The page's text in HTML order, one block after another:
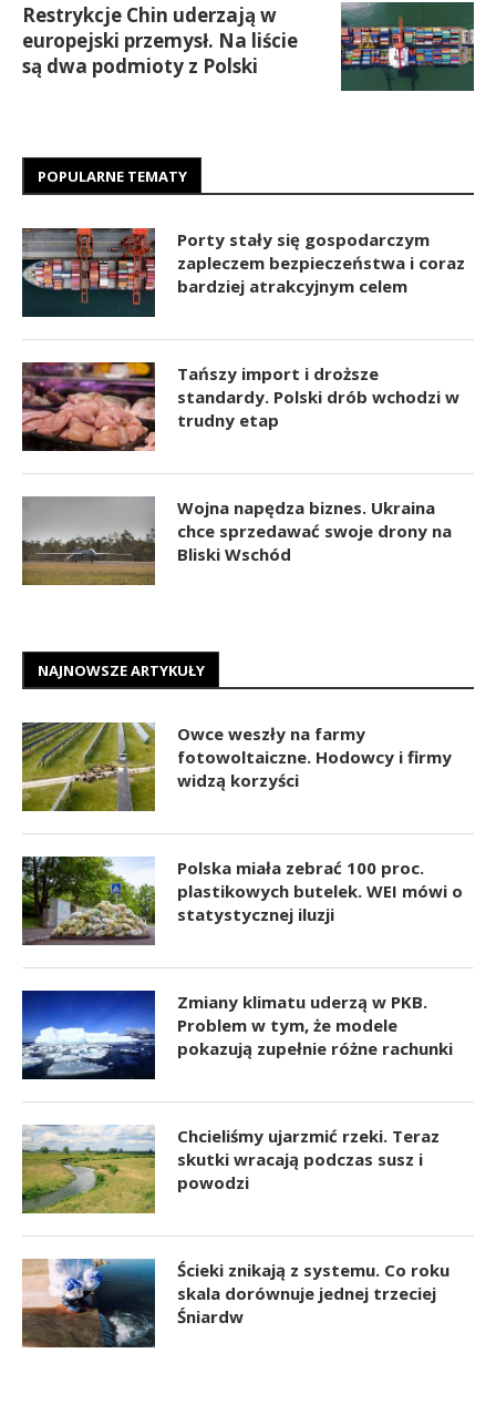
Restrykcje Chin uderzają w
europejski przemysł. Na liście
są dwa podmioty z Polski
POPULARNE TEMATY
Porty stały się gospodarczym
zapleczem bezpieczeństwa i coraz
bardziej atrakcyjnym celem
Tańszy import i droższe
standardy. Polski drób wchodzi w
trudny etap
Wojna napędza biznes. Ukraina
chce sprzedawać swoje drony na
Bliski Wschód
NAJNOWSZE ARTYKUŁY
Owce weszły na farmy
fotowoltaiczne. Hodowcy i firmy
widzą korzyści
Polska miała zebrać 100 proc.
plastikowych butelek. WEI mówi o
statystycznej iluzji
Zmiany klimatu uderzą w PKB.
Problem w tym, że modele
pokazują zupełnie różne rachunki
Chcieliśmy ujarzmić rzeki. Teraz
skutki wracają podczas susz i
powodzi
Ścieki znikają z systemu. Co roku
skala dorównuje jednej trzeciej
Śniardw